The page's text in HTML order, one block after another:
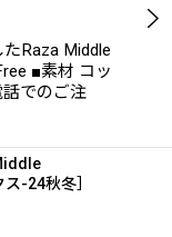
Raza Middle
■素材 コッ
話でのご注
-24秋冬］